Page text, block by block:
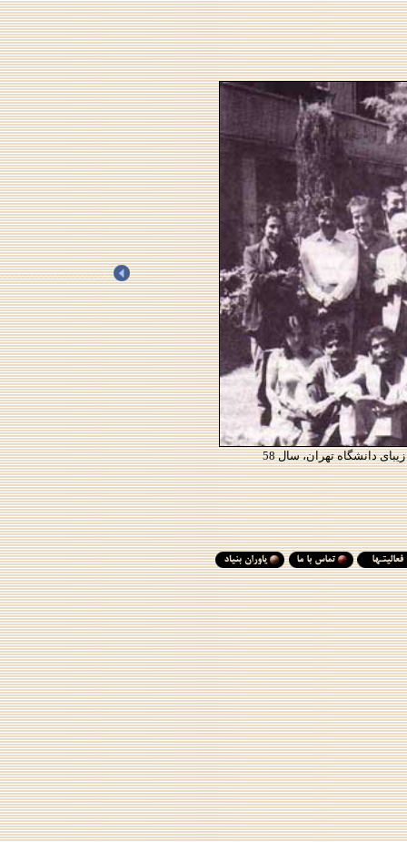
.........................
دانشگاه تهران، سال 58